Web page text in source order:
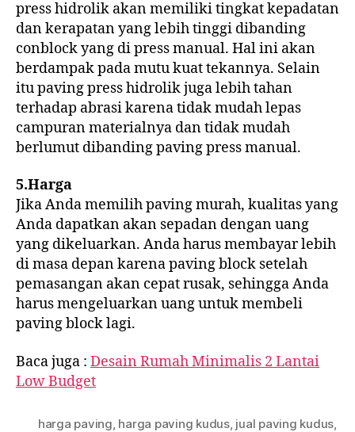
press hidrolik akan memiliki tingkat kepadatan
dan kerapatan yang lebih tinggi dibanding
conblock yang di press manual. Hal ini akan
berdampak pada mutu kuat tekannya. Selain
itu paving press hidrolik juga lebih tahan
terhadap abrasi karena tidak mudah lepas
campuran materialnya dan tidak mudah
berlumut dibanding paving press manual.
5.Harga
Jika Anda memilih paving murah, kualitas yang
Anda dapatkan akan sepadan dengan uang
yang dikeluarkan. Anda harus membayar lebih
di masa depan karena paving block setelah
pemasangan akan cepat rusak, sehingga Anda
harus mengeluarkan uang untuk membeli
paving block lagi.
Baca juga : Desain Rumah Minimalis 2 Lantai
Low Budget
harga paving, harga paving kudus, jual paving kudus,